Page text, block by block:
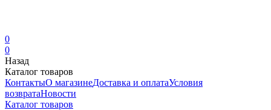
0
0
Назад
Каталог товаров
КонтактыО магазинеДоставка и оплатаУсловия
возвратаНовости
Каталог товаров